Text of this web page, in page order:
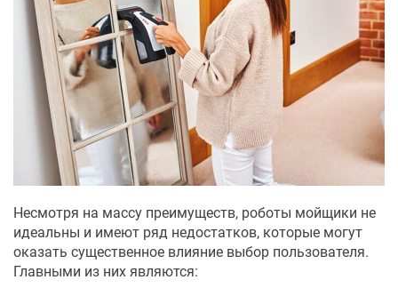
Несмотря на массу преимуществ, роботы мойщики не
идеальны и имеют ряд недостатков, которые могут
оказать существенное влияние выбор пользователя.
Главными из них являются: